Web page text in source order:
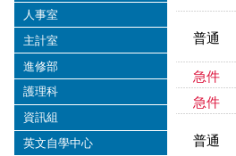
人事室
主計室
進修部
護理科
資訊組
英文自學中心
普通
急件
急件
普通